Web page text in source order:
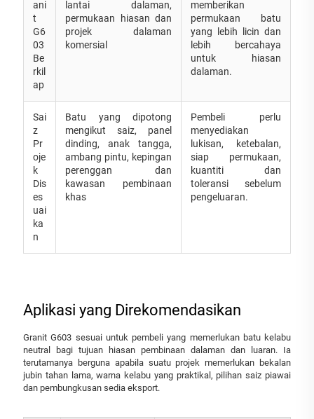
ani
t
G6
03
Be
rkil
ap
lantai dalaman,
permukaan hiasan dan
projek dalaman
komersial
memberikan
permukaan batu
yang lebih licin dan
lebih bercahaya
untuk hiasan
dalaman.
Sai
z
Pr
oje
k
Dis
es
uai
ka
n
Batu yang dipotong
mengikut saiz, panel
dinding, anak tangga,
ambang pintu, kepingan
perenggan dan
kawasan pembinaan
khas
Pembeli perlu
menyediakan
lukisan, ketebalan,
siap permukaan,
kuantiti dan
toleransi sebelum
pengeluaran.
Aplikasi yang Direkomendasikan
Granit G603 sesuai untuk pembeli yang memerlukan batu kelabu
neutral bagi tujuan hiasan pembinaan dalaman dan luaran. Ia
terutamanya berguna apabila suatu projek memerlukan bekalan
jubin tahan lama, warna kelabu yang praktikal, pilihan saiz piawai
dan pembungkusan sedia eksport.